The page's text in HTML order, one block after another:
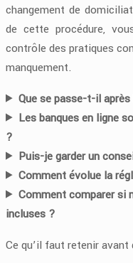
changement de
de cette procédure,
contrôle des pratiques
manquement.
Que se passe-t-il
Les banques en ligne
?
Puis-je garder un
Comment évolue la
Comment comparer si
incluses ?
Ce qu’il faut retenir avant